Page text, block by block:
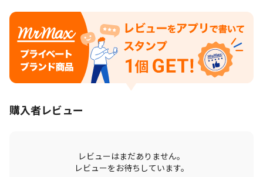
購入者レビュー
レビューはまだありません。
レビューをお待ちしています。